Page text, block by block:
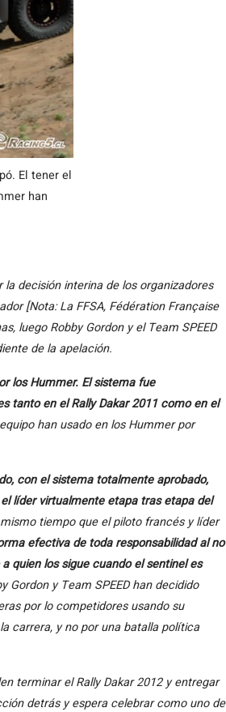
El tener el
han
la decisión interina de los organizadores
[Nota: La FFSA, Fédération Française
luego Robby Gordon y el Team SPEED
de la apelación.
los Hummer. El sistema fue
tanto en el Rally Dakar 2011 como en el
han usado en los Hummer por
con el sistema totalmente aprobado,
líder virtualmente etapa tras etapa del
tiempo que el piloto francés y líder
efectiva de toda responsabilidad al no
quien los sigue cuando el sentinel es
Gordon y Team SPEED han decidido
por lo competidores usando su
carrera, y no por una batalla política
terminar el Rally Dakar 2012 y entregar
detrás y espera celebrar como uno de